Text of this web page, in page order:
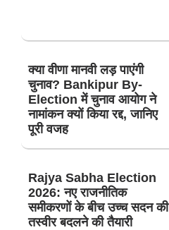
क्या वीणा मानवी लड़ पाएंगी
चुनाव? Bankipur By-
Election में चुनाव आयोग ने
नामांकन क्यों किया रद्द, जानिए
पूरी वजह
Rajya Sabha Election
2026: नए राजनीतिक
समीकरणों के बीच उच्च सदन की
तस्वीर बदलने की तैयारी